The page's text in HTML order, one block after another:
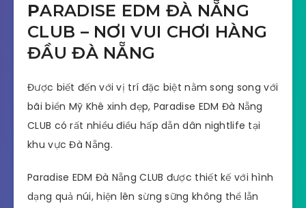
PARADISE EDM ĐÀ NẴNG
CLUB – NƠI VUI CHƠI HÀNG
ĐẦU ĐÀ NẴNG
Được biết đến với vị trí đặc biệt nằm song song với
bãi biển Mỹ Khê xinh đẹp, Paradise EDM Đà Nẵng
CLUB có rất nhiều điều hấp dẫn dân nightlife tại
khu vực Đà Nẵng.
Paradise EDM Đà Nẵng CLUB được thiết kế với hình
dạng quả núi, hiện lên sừng sững không thể lẫn